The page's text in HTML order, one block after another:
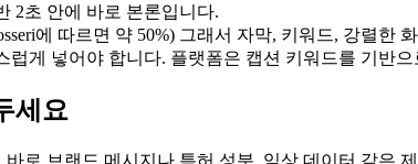
2초 안에 바로 본론입니다.
에 따르면 약 50%) 그래서 자막, 키워드, 강렬한
게 넣어야 합니다. 플랫폼은 캡션 키워드를 기반
세요
로 브랜드 메시지나 특허 성분, 임상 데이터 같은